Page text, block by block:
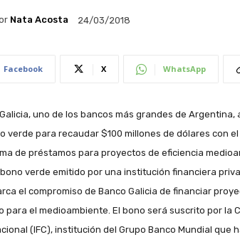
Nata Acosta 24/03/2018
Facebook X WhatsApp
uno de los bancos más grandes de Argentina,
verde para recaudar $100 millones de dólares con
de préstamos para proyectos de eficiencia
verde emitido por una institución financiera
el compromiso de Banco Galicia de financiar
para el medioambiente. El bono será suscrito por la
(IFC), institución del Grupo Banco Mundial que